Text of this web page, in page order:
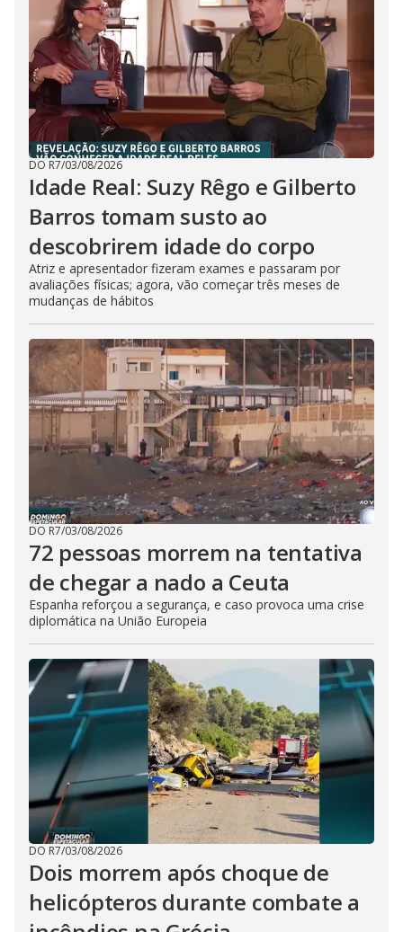
DO R7/03/08/2026
Idade Real: Suzy Rêgo e Gilberto
Barros tomam susto ao
descobrirem idade do corpo
Atriz e apresentador fizeram exames e passaram por
avaliações físicas; agora, vão começar três meses de
mudanças de hábitos
DO R7/03/08/2026
72 pessoas morrem na tentativa
de chegar a nado a Ceuta
Espanha reforçou a segurança, e caso provoca uma crise
diplomática na União Europeia
DO R7/03/08/2026
Dois morrem após choque de
helicópteros durante combate a